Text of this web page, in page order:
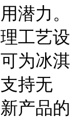
潜力。
工艺设
为冰淇
持无
产品的